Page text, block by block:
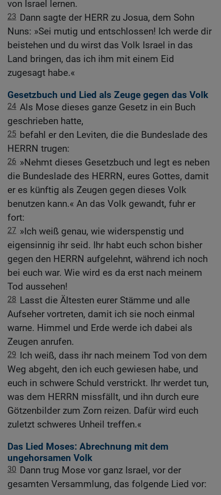
von Israel lernen.
23 Dann sagte der HERR zu Josua, dem Sohn
Nuns: »Sei mutig und entschlossen! Ich werde dir
beistehen und du wirst das Volk Israel in das
Land bringen, das ich ihm mit einem Eid
zugesagt habe.«
Gesetzbuch und Lied als Zeuge gegen das Volk
24 Als Mose dieses ganze Gesetz in ein Buch
geschrieben hatte,
25 befahl er den Leviten, die die Bundeslade des
HERRN trugen:
26 »Nehmt dieses Gesetzbuch und legt es neben
die Bundeslade des HERRN, eures Gottes, damit
er es künftig als Zeugen gegen dieses Volk
benutzen kann.« An das Volk gewandt, fuhr er
fort:
27 »Ich weiß genau, wie widerspenstig und
eigensinnig ihr seid. Ihr habt euch schon bisher
gegen den HERRN aufgelehnt, während ich noch
bei euch war. Wie wird es da erst nach meinem
Tod aussehen!
28 Lasst die Ältesten eurer Stämme und alle
Aufseher vortreten, damit ich sie noch einmal
warne. Himmel und Erde werde ich dabei als
Zeugen anrufen.
29 Ich weiß, dass ihr nach meinem Tod von dem
Weg abgeht, den ich euch gewiesen habe, und
euch in schwere Schuld verstrickt. Ihr werdet tun,
was dem HERRN missfällt, und ihn durch eure
Götzenbilder zum Zorn reizen. Dafür wird euch
zuletzt schweres Unheil treffen.«
Das Lied Moses: Abrechnung mit dem
ungehorsamen Volk
30 Dann trug Mose vor ganz Israel, vor der
gesamten Versammlung, das folgende Lied vor: